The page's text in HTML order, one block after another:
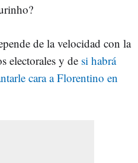
de la velocidad con la
electorales y de si habrá
cara a Florentino en